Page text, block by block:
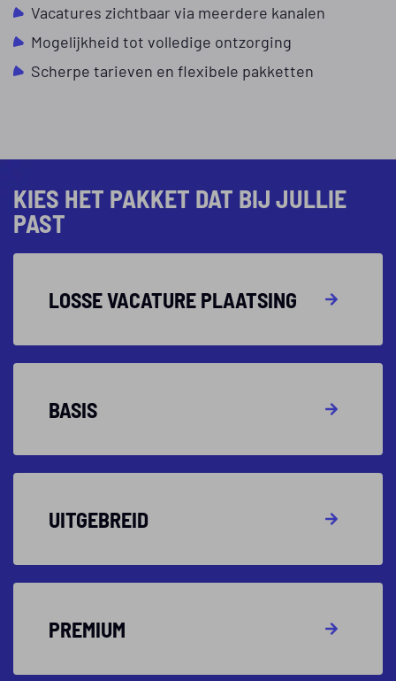
Vacatures zichtbaar via meerdere kanalen
Mogelijkheid tot volledige ontzorging
Scherpe tarieven en flexibele pakketten
KIES HET PAKKET DAT BIJ JULLIE
PAST
LOSSE VACATURE PLAATSING
BASIS
UITGEBREID
PREMIUM